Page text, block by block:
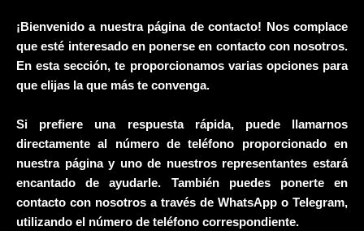
¡Bienvenido a nuestra página de contacto! Nos complace
que esté interesado en ponerse en contacto con nosotros.
En esta sección, te proporcionamos varias opciones para
que elijas la que más te convenga.
Si prefiere una respuesta rápida, puede llamarnos
directamente al número de teléfono proporcionado en
nuestra página y uno de nuestros representantes estará
encantado de ayudarle. También puedes ponerte en
contacto con nosotros a través de WhatsApp o Telegram,
utilizando el número de teléfono correspondiente.